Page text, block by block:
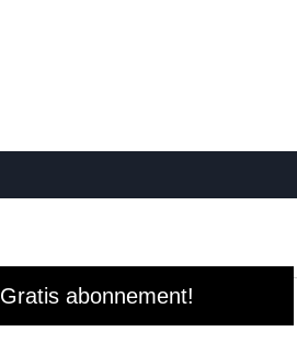
Gratis abonnement!